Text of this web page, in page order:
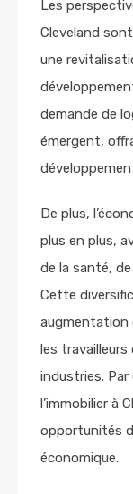
Les
Cleveland
une
demande de
émergent,
De plus,
plus en plus,
de la santé,
Cette
augmentation
les
industries.
l’immobilier à
opportunités
économique.